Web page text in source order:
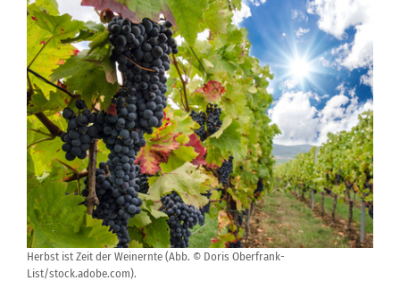
Herbst ist Zeit der Weinernte (Abb. © Doris Oberfrank-
List/stock.adobe.com).